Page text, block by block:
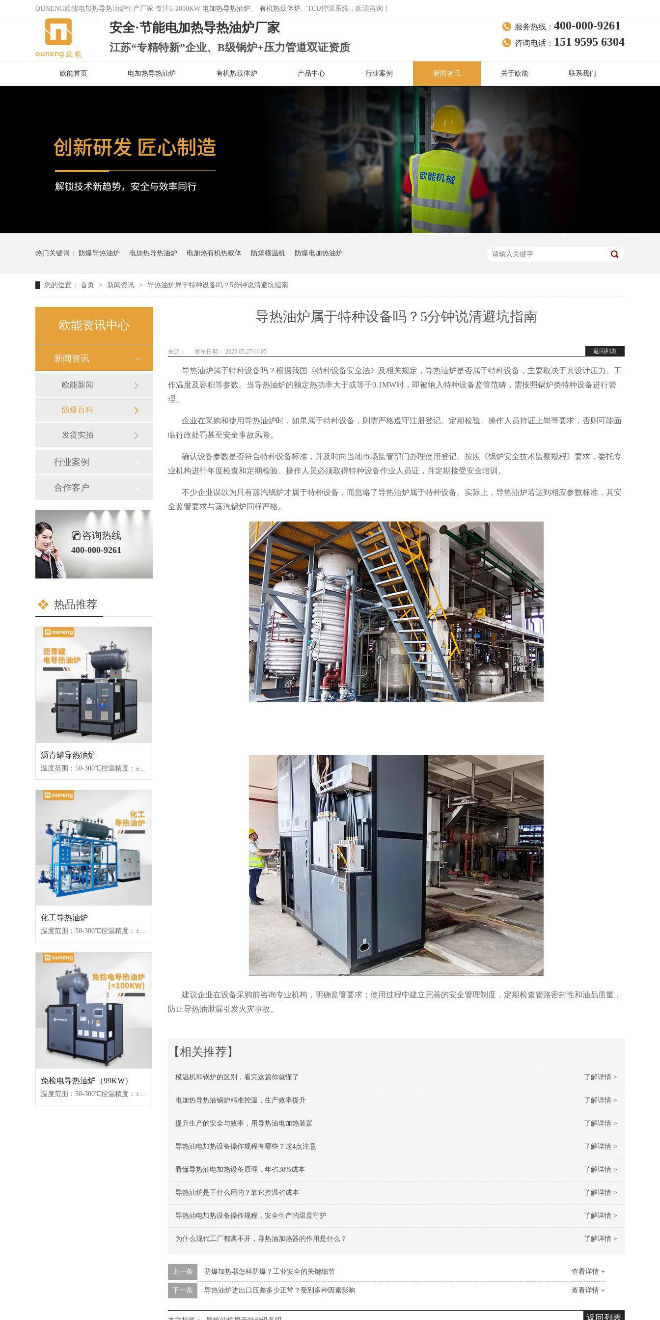
OUNENG欧能电加热导热油炉生产厂家 专注6-2000KW 电加热导热油炉 、 有机热载体炉 、TCU控温系统，欢迎咨询！
安全·节能电加热导热油炉厂家
江苏“专精特新”企业、B级锅炉+压力管道双证资质
服务热线： 400-000-9261
咨询电话： 151 9595 6304
欧能首页 电加热导热油炉 有机热载体炉 产品中心 行业案例 新闻资讯 关于欧能 联系我们
热门关键词： 防爆导热油炉 电加热导热油炉 电加热有机热载体 防爆模温机 防爆电加热油炉
您的位置： 首页 > 新闻资讯 > 导热油炉属于特种设备吗？5分钟说清避坑指南
导热油炉属于特种设备吗？5分钟说清避坑指南
返回列表
来源： 发布日期： 2025.05.27/11:05
导热油炉属于特种设备吗？根据我国《特种设备安全法》及相关规定，导热油炉是否属于特种设备，主要取决于其设计压力、工
作温度及容积等参数。当导热油炉的额定热功率大于或等于0.1MW时，即被纳入特种设备监管范畴，需按照锅炉类特种设备进行管
理。
企业在采购和使用导热油炉时，如果属于特种设备，则需严格遵守注册登记、定期检验、操作人员持证上岗等要求，否则可能面
临行政处罚甚至安全事故风险。
确认设备参数是否符合特种设备标准，并及时向当地市场监管部门办理使用登记。按照《锅炉安全技术监察规程》要求，委托专
业机构进行年度检查和定期检验。操作人员必须取得特种设备作业人员证，并定期接受安全培训。
不少企业误以为只有蒸汽锅炉才属于特种设备，而忽略了导热油炉属于特种设备。实际上，导热油炉若达到相应参数标准，其安
全监管要求与蒸汽锅炉同样严格。
建议企业在设备采购前咨询专业机构，明确监管要求；使用过程中建立完善的安全管理制度，定期检查管路密封性和油品质量，
防止导热油泄漏引发火灾事故。
【相关推荐】
了解详情 >
模温机和锅炉的区别，看完这篇你就懂了
了解详情 >
电加热导热油锅炉精准控温，生产效率提升
了解详情 >
提升生产的安全与效率，用导热油电加热装置
了解详情 >
导热油电加热设备操作规程有哪些？这4点注意
了解详情 >
看懂导热油电加热设备原理，年省30%成本
了解详情 >
导热油炉是干什么用的？靠它控温省成本
了解详情 >
导热油电加热设备操作规程，安全生产的温度守护
了解详情 >
为什么现代工厂都离不开，导热油加热器的作用是什么？
查看详情 +
上一条 防爆加热器怎样防爆？工业安全的关键细节
查看详情 +
下一条 导热油炉进出口压差多少正常？受到多种因素影响
返回列表
欧能资讯中心
新闻资讯
欧能新闻
防爆百科
发货实拍
行业案例
合作客户
咨询热线
400-000-9261
热品推荐
沥青罐导热油炉
化工导热油炉
温度范围：50-300℃控温精度：±1℃加热功率：100-2000kW控制类型：固态继电器/可控硅
免检电导热油炉（99KW）